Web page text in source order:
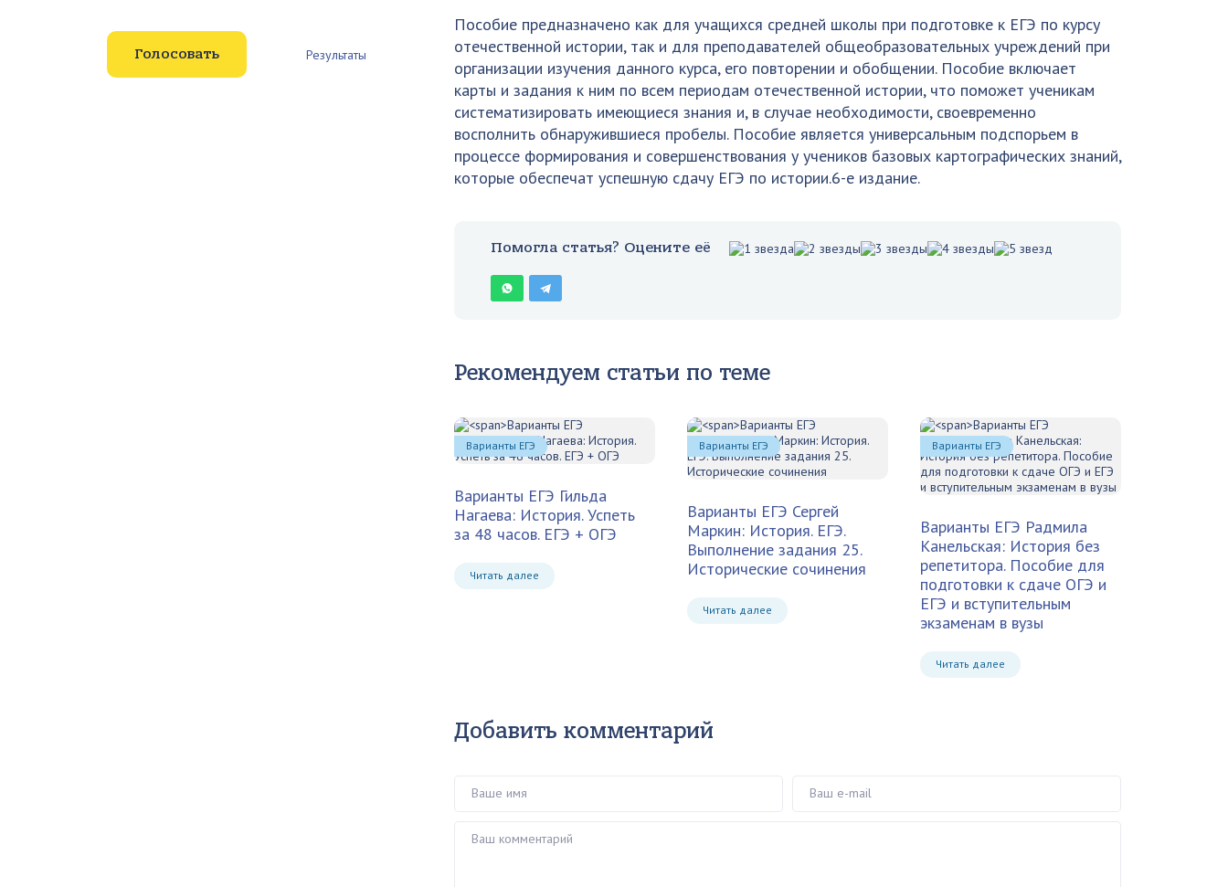
Пособие предназначено как для учащихся средней школы при подготовке к EГЭ по курсу
отечественной истории, так и для преподавателей общеобразовательных учреждений при
организации изучения данного курса, его повторении и обобщении. Пособие включает
карты и задания к ним по всем периодам отечественной истории, что поможет ученикам
систематизировать имеющиеся знания и, в случае необходимости, своевременно
восполнить обнаружившиеся пробелы. Пособие является универсальным подспорьем в
процессе формирования и совершенствования у учеников базовых картографических знаний,
которые обеспечат успешную сдачу ЕГЭ по истории.6-е издание.
Помогла статья? Оцените её
Рекомендуем статьи по теме
Варианты ЕГЭ Гильда
Нагаева: История. Успеть
за 48 часов. ЕГЭ + ОГЭ
Читать далее
Варианты ЕГЭ
Варианты ЕГЭ Сергей
Маркин: История. ЕГЭ.
Выполнение задания 25.
Исторические сочинения
Читать далее
Варианты ЕГЭ
Варианты ЕГЭ Радмила
Канельская: История без
репетитора. Пособие для
подготовки к сдаче ОГЭ и
ЕГЭ и вступительным
экзаменам в вузы
Читать далее
Варианты ЕГЭ
Добавить комментарий
Результаты